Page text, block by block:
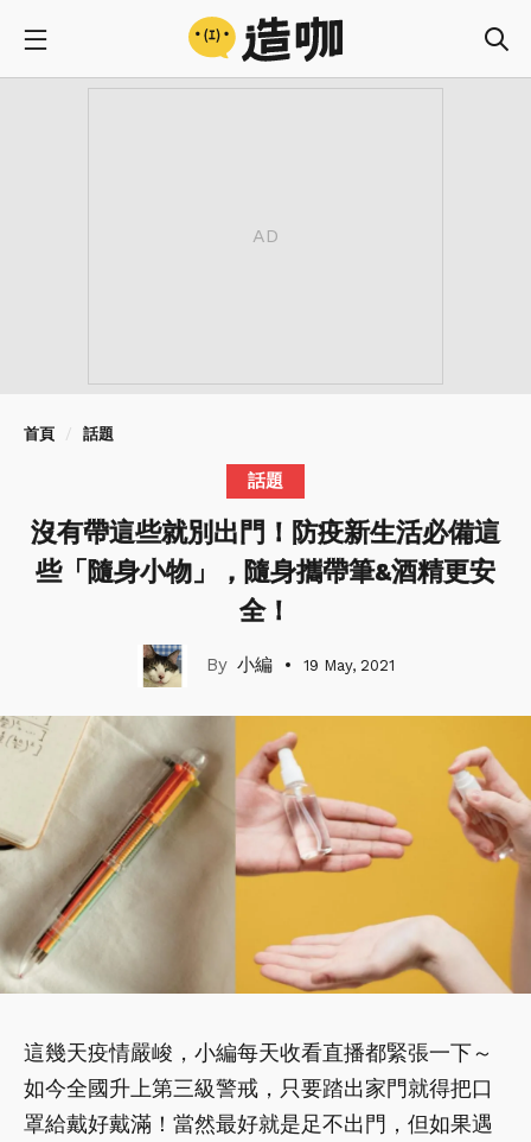
首頁 話題
話題
沒有帶這些就別出門！防疫新生活必備這
些「隨身小物」，隨身攜帶筆&酒精更安
全！
小編 19 May, 2021
這幾天疫情嚴峻，小編每天收看直播都緊張一下～
如今全國升上第三級警戒，只要踏出家門就得把口
罩給戴好戴滿！當然最好就是足不出門，但如果遇